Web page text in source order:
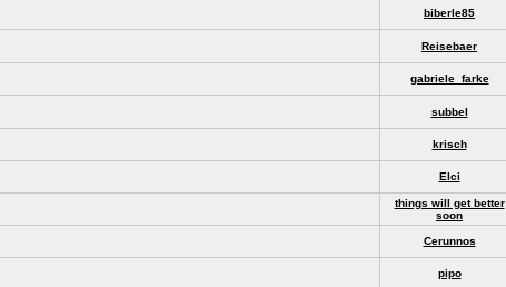
biberle85
Reisebaer
gabriele_farke
subbel
krisch
Elci
things will get better
soon
Cerunnos
pipo